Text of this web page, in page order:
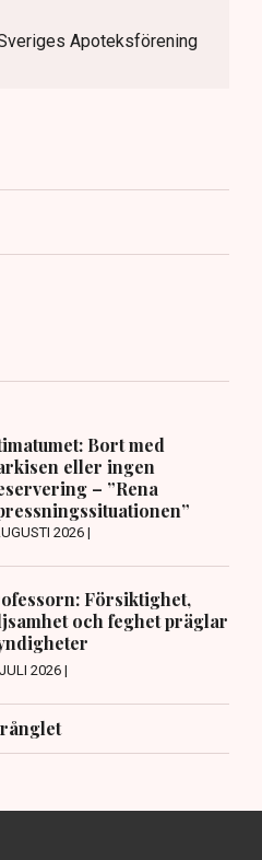
Apoteksförening
Bort med
eller ingen
– ”Rena
2026 |
Försiktighet,
och feghet präglar
2026 |